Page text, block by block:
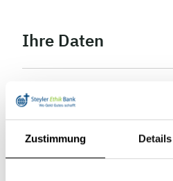
Zustimmung Details
Ihre Daten
Vorname*